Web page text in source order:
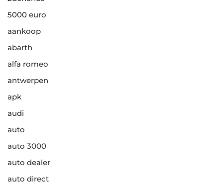
5000 euro
aankoop
abarth
alfa romeo
antwerpen
apk
audi
auto
auto 3000
auto dealer
auto direct